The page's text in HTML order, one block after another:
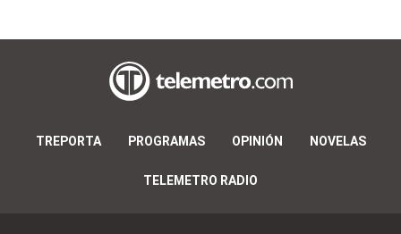
TREPORTA PROGRAMAS OPINIÓN NOVELAS
TELEMETRO RADIO